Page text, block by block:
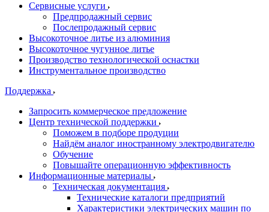
Сервисные услуги
Предпродажный сервис
Послепродажный сервис
Высокоточное литье из алюминия
Высокоточное чугунное литье
Производство технологической оснастки
Инструментальное производство
Поддержка
Запросить коммерческое предложение
Центр технической поддержки
Поможем в подборе продуции
Найдём аналог иностранному электродвигателю
Обучение
Повышайте операционную эффективность
Информационные материалы
Техническая документация
Технические каталоги предприятий
Характеристики электрических машин по